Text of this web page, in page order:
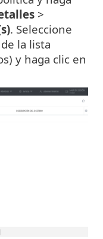
>
. Seleccione
la lista
y haga clic en